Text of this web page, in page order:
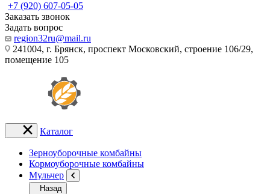
+7 (920) 607-05-05
Заказать звонок
Задать вопрос
region32ru@mail.ru
241004, г. Брянск, проспект Московский, строение 106/29,
помещение 105
Каталог
Зерноуборочные комбайны
Кормоуборочные комбайны
Мульчер
Назад